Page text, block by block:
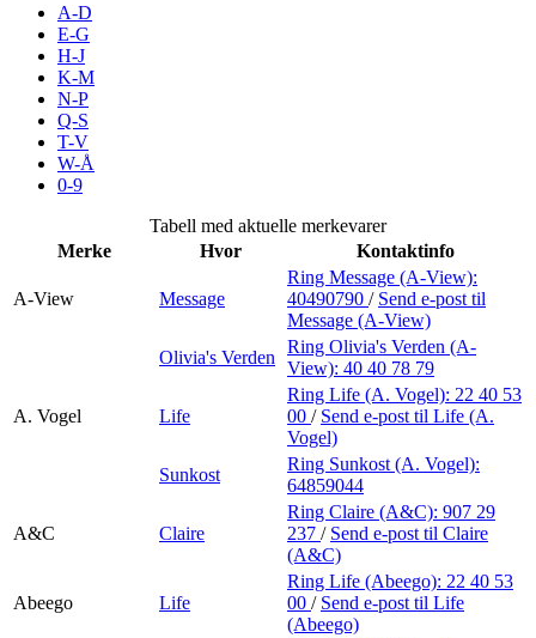
Inspirasjon
Søk
Praktisk informasjon
Ledige stillinger
Personal Shopper
A-D
E-G
H-J
K-M
N-P
Q-S
T-V
W-Å
0-9
Tabell med aktuelle merkevarer
Merke
Hvor Kontaktinfo
A-View Message
Ring Message (A-View):
40490790 / Send e-post til
Message (A-View)
Olivia's Verden
Ring Olivia's Verden (A-
View): 40 40 78 79
A. Vogel Life
Ring Life (A. Vogel): 22 40 53
00 / Send e-post til Life (A.
Vogel)
Sunkost
Ring Sunkost (A. Vogel):
64859044
A&C Claire
Ring Claire (A&C): 907 29
237 / Send e-post til Claire
(A&C)
Abeego Life
Ring Life (Abeego): 22 40 53
00 / Send e-post til Life
(Abeego)